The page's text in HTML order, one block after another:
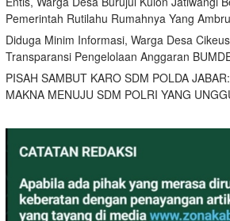
Pemerintah Rutilahu Rumahnya Yang
Diduga Minim Informasi, Warga Desa
Transparansi Pengelolaan Anggaran
PISAH SAMBUT KARO SDM POLDA
MAKNA MENUJU SDM POLRI YANG